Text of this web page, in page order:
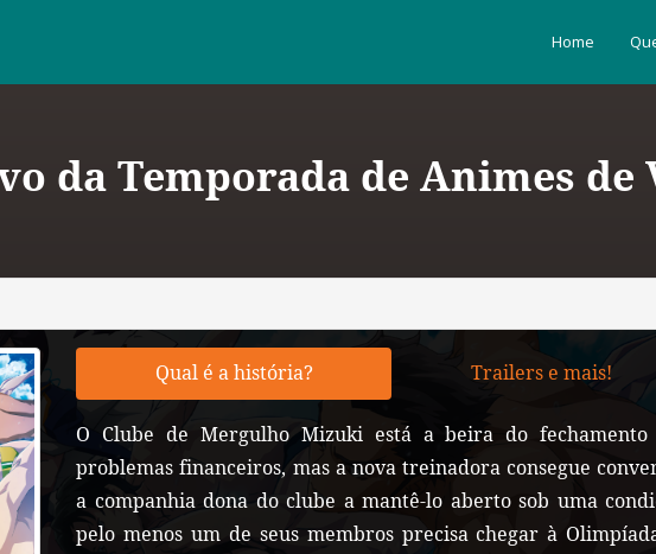
Home
da Temporada de Animes de
Qual é a história? Trailers e mais!
O Clube de Mergulho Mizuki está a beira do
problemas financeiros, mas a nova treinadora consegue
a companhia dona do clube a mantê-lo aberto sob uma
pelo menos um de seus membros precisa chegar à